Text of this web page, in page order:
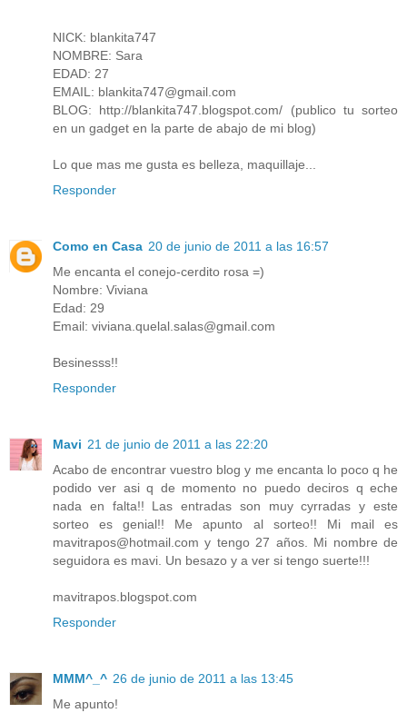
NICK: blankita747
NOMBRE: Sara
EDAD: 27
EMAIL: blankita747@gmail.com
BLOG: http://blankita747.blogspot.com/ (publico tu sorteo
en un gadget en la parte de abajo de mi blog)
Lo que mas me gusta es belleza, maquillaje...
Responder
Como en Casa 20 de junio de 2011 a las 16:57
Me encanta el conejo-cerdito rosa =)
Nombre: Viviana
Edad: 29
Email: viviana.quelal.salas@gmail.com
Besinesss!!
Responder
Mavi 21 de junio de 2011 a las 22:20
Acabo de encontrar vuestro blog y me encanta lo poco q he
podido ver asi q de momento no puedo deciros q eche
nada en falta!! Las entradas son muy cyrradas y este
sorteo es genial!! Me apunto al sorteo!! Mi mail es
mavitrapos@hotmail.com y tengo 27 años. Mi nombre de
seguidora es mavi. Un besazo y a ver si tengo suerte!!!
mavitrapos.blogspot.com
Responder
MMM^_^ 26 de junio de 2011 a las 13:45
Me apunto!